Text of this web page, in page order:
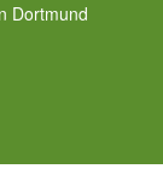
Dortmund